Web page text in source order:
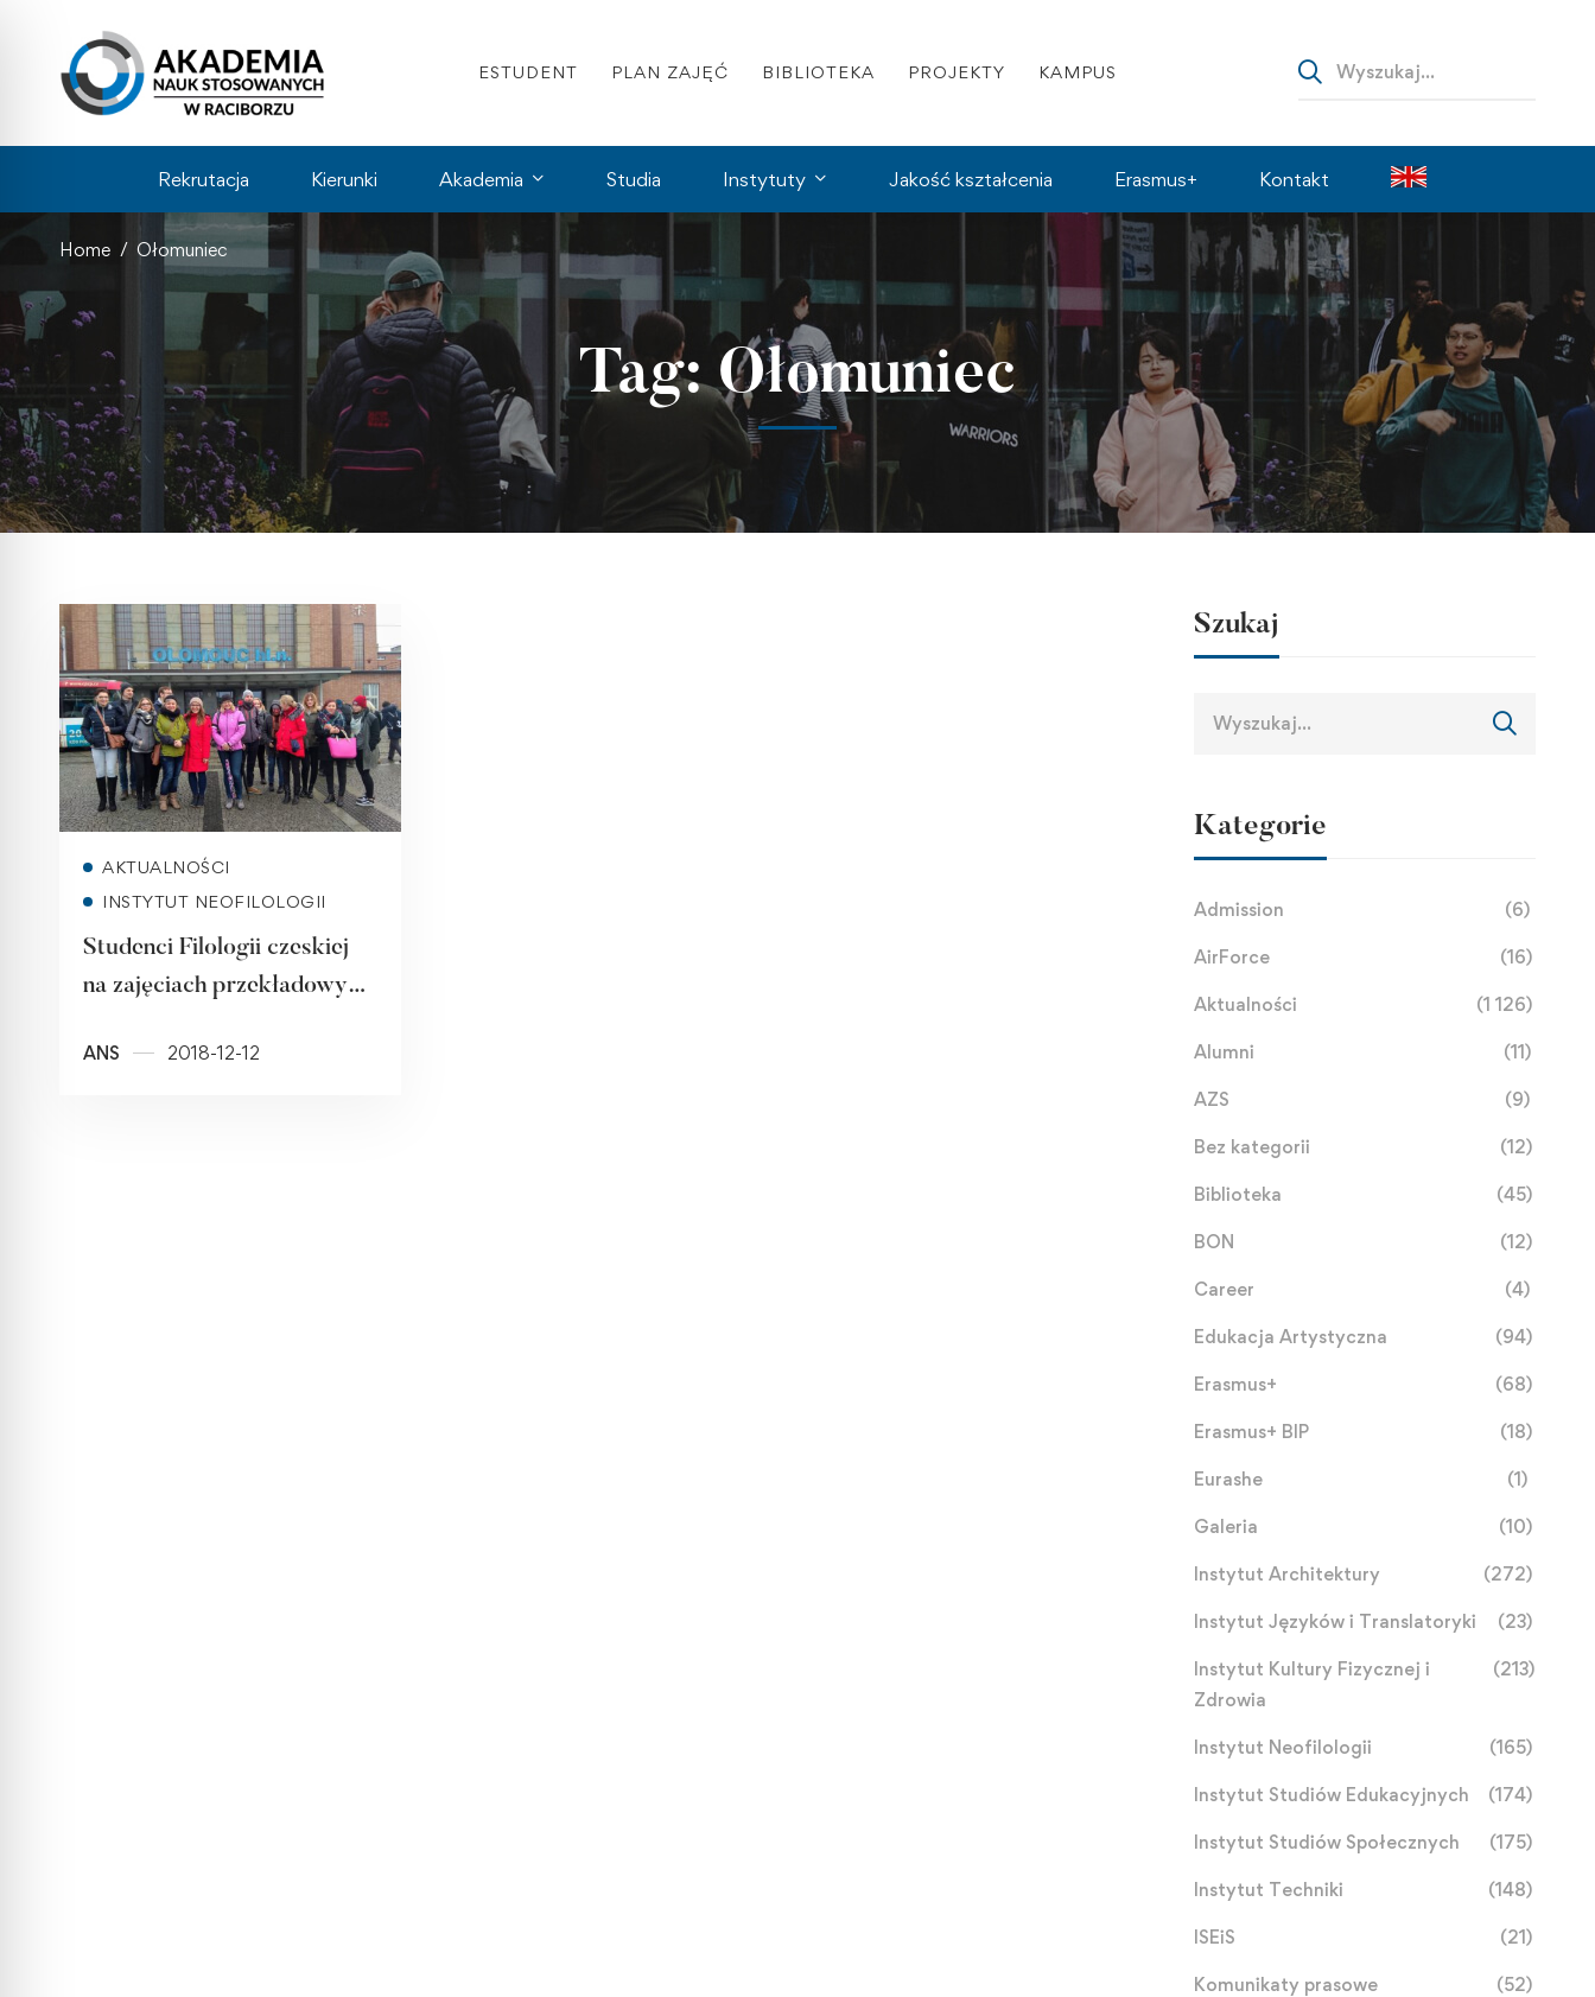
ESTUDENT PLAN ZAJĘĆ BIBLIOTEKA PROJEKTY KAMPUS
Rekrutacja Kierunki Akademia Studia Instytuty Jakość kształcenia Erasmus+ Kontakt
Home Ołomuniec
Tag: Ołomuniec
Read more
AKTUALNOŚCI
INSTYTUT NEOFILOLOGII
Studenci Filologii czeskiej
na zajęciach przekładowych
Palackiego w Ołomuńcu
ANS 2018-12-12
Szukaj
Kategorie
Admission (6)
AirForce (16)
Aktualności (1 126)
Alumni (11)
AZS (9)
Bez kategorii (12)
Biblioteka (45)
BON (12)
Career (4)
Edukacja Artystyczna (94)
Erasmus+ (68)
Erasmus+ BIP (18)
Eurashe (1)
Galeria (10)
Instytut Architektury (272)
Instytut Języków i Translatoryki (23)
Instytut Kultury Fizycznej i
Zdrowia
(213)
Instytut Neofilologii (165)
Instytut Studiów Edukacyjnych (174)
Instytut Studiów Społecznych (175)
Instytut Techniki (148)
ISEiS (21)
Komunikaty prasowe (52)